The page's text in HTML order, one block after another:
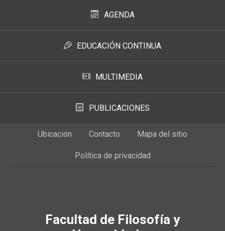
AGENDA
EDUCACIÓN CONTINUA
MULTIMEDIA
PUBLICACIONES
Ubicación Contacto Mapa del sitio
Política de privacidad
Facultad de Filosofía y